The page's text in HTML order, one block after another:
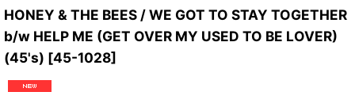
HONEY & THE BEES / WE GOT TO STAY TOGETHER
b/w HELP ME (GET OVER MY USED TO BE LOVER)
(45's) [45-1028]